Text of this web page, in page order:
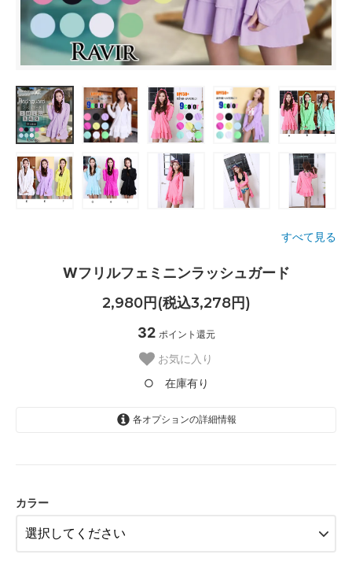
すべて見る
Wフリルフェミニンラッシュガード
2,980円(税込3,278円)
32 ポイント還元
お気に入り
○ 在庫有り
各オプションの詳細情報
カラー